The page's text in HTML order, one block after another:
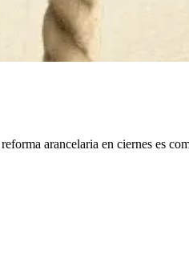
arancelaria en ciernes es